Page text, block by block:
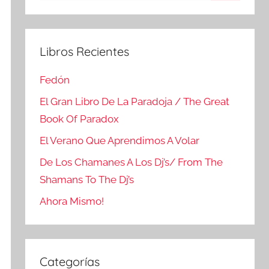
Libros Recientes
Fedón
El Gran Libro De La Paradoja / The Great
Book Of Paradox
El Verano Que Aprendimos A Volar
De Los Chamanes A Los Dj’s/ From The
Shamans To The Dj’s
Ahora Mismo!
Categorías